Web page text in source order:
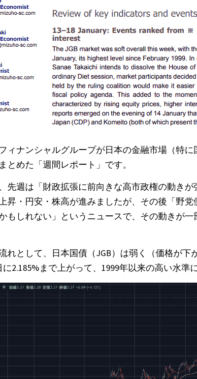
ィナンシャルグループが日本の金融市場（特
とめた「週間レポート」です。
先週は「財政拡張に前向きな高市政権の動き
昇・円安・株高が進みましたが、その後「野党
もしれない」というニュースで、その動きが一
れとして、日本国債（JGB）は弱く（価格が下
2.185%まで上がって、1999年以来の高い水準